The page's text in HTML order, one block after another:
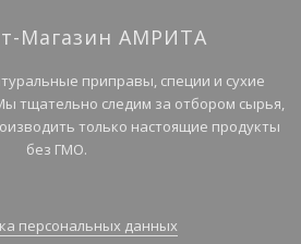
Магазин АМРИТА
приправы, специи и сухие
тщательно следим за отбором сырья,
только настоящие продукты
без ГМО.
персональных данных